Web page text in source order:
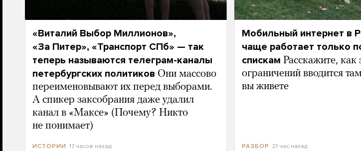
«Виталий Выбор Миллионов»,
«За Питер», «Транспорт СПб» — так
теперь называются телеграм-каналы
петербургских политиков Они массово
переименовывают их перед выборами.
А спикер заксобрания даже удалил
канал в «Максе» (Почему? Никто
не понимает)
ИСТОРИИ 17 часов назад
Мобильный интернет в
чаще работает только
спискам Расскажите,
ограничений вводится
вы живете
РАЗБОР 21 час назад